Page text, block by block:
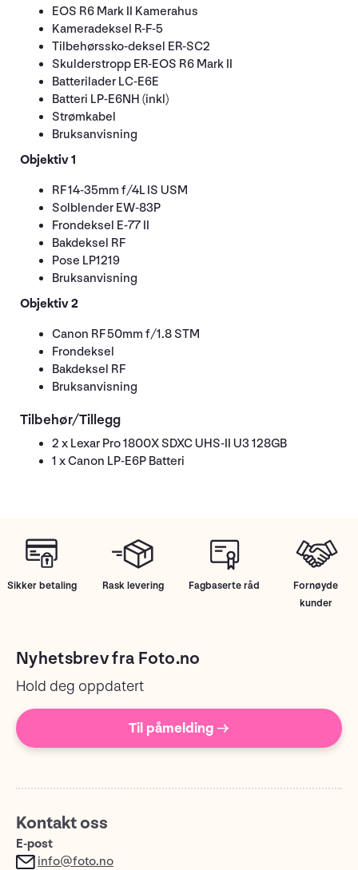
EOS R6 Mark II Kamerahus
Kameradeksel R-F-5
Tilbehørssko-deksel ER-SC2
Skulderstropp ER-EOS R6 Mark II
Batterilader LC-E6E
Batteri LP-E6NH (inkl)
Strømkabel
Bruksanvisning
Objektiv1
RF 14-35mm f/4L IS USM
Solblender EW-83P
Frondeksel E-77 II
Bakdeksel RF
Pose LP1219
Bruksanvisning
Objektiv2
Canon RF 50mm f/1.8 STM
Frondeksel
Bakdeksel RF
Bruksanvisning
Tilbehør/Tillegg
2 x Lexar Pro 1800X SDXC UHS-II U3 128GB
1 x Canon LP-E6P Batteri
Sikker betaling Rask levering Fagbaserte råd
Fornøyde
kunder
Nyhetsbrev fra Foto.no
Hold deg oppdatert
Til påmelding →
Kontakt oss
E-post
info@foto.no